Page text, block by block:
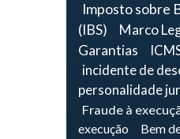
Imposto sobre
(IBS)
Marco
Garantias
incidente de
personalidade
Fraude à
execução
Bem